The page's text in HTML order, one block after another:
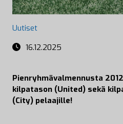
Uutiset
16.12.2025
Pienryhmävalmennusta
kilpatason (United) sekä
(City) pelaajille!